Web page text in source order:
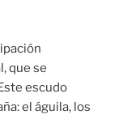
que se
escudo
el águila, los